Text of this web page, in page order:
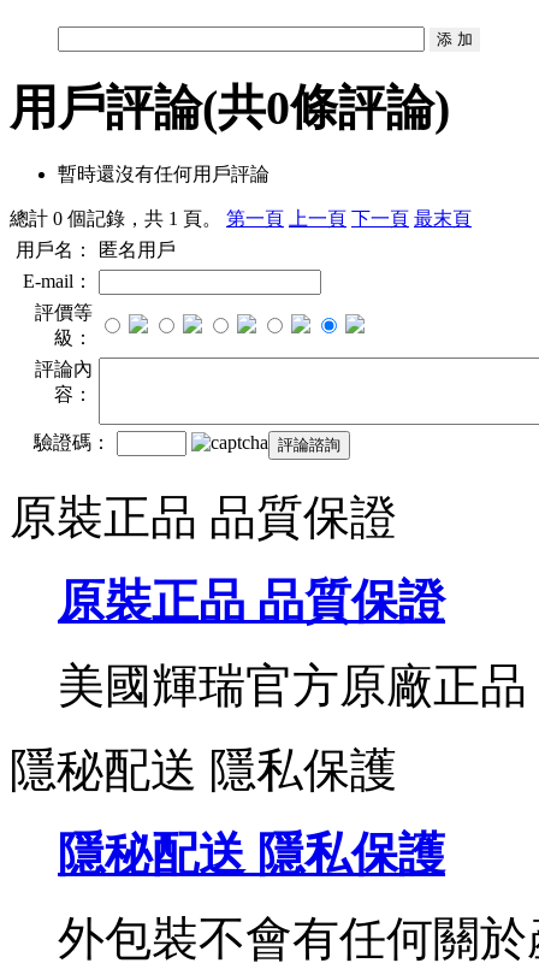
用戶評論(共0條評論)
暫時還沒有任何用戶評論
總計 0 個記錄，共 1 頁。 第一頁 上一頁 下一頁 最末頁
用戶名：
匿名用戶
E-mail：
評價等
級：
評論內
容：
驗證碼：
原裝正品 品質保證
原裝正品 品質保證
美國輝瑞官方原廠正
隱秘配送 隱私保護
隱秘配送 隱私保護
外包裝不會有任何關